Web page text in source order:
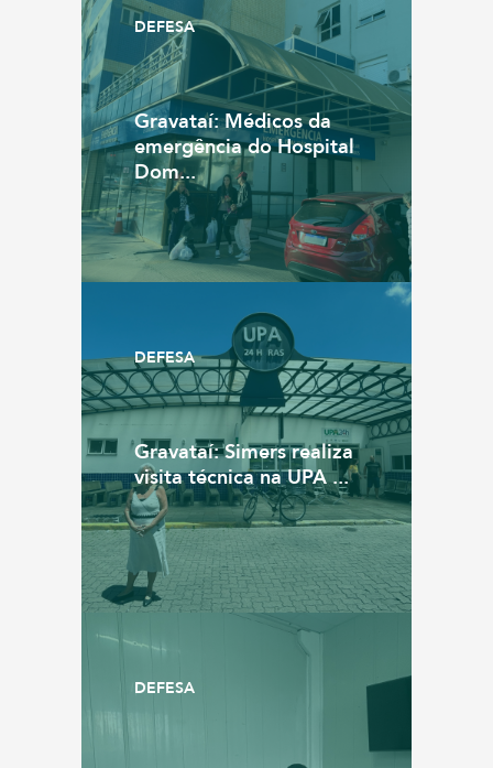
DEFESA
Gravataí: Médicos da
emergência do Hospital
Dom...
DEFESA
Gravataí: Simers realiza
visita técnica na UPA ...
DEFESA